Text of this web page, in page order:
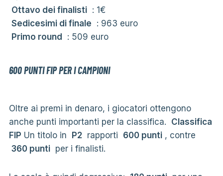
Ottavo dei finalisti: 1€
Sedicesimi di finale : 963 euro
Primo round : 509 euro
600 PUNTI FIP PER I CAMPIONI
Oltre ai premi in denaro, i giocatori ottengono
anche punti importanti per la classifica. Classifica
FIP Un titolo in P2rapporti 600 punti, contre
360 puntiper i finalisti.